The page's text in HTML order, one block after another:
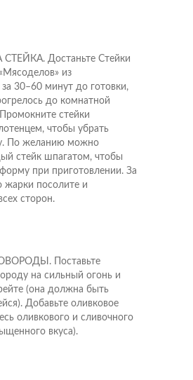
Достаньте Стейки
из
30–60 минут до готовки,
до комнатной
стейки
чтобы убрать
По желанию можно
стейк шпагатом, чтобы
при приготовлении. За
жарки посолите и
сторон.
Поставьте
на сильный огонь и
(она должна быть
Добавьте оливковое
оливкового и сливочного
вкуса).